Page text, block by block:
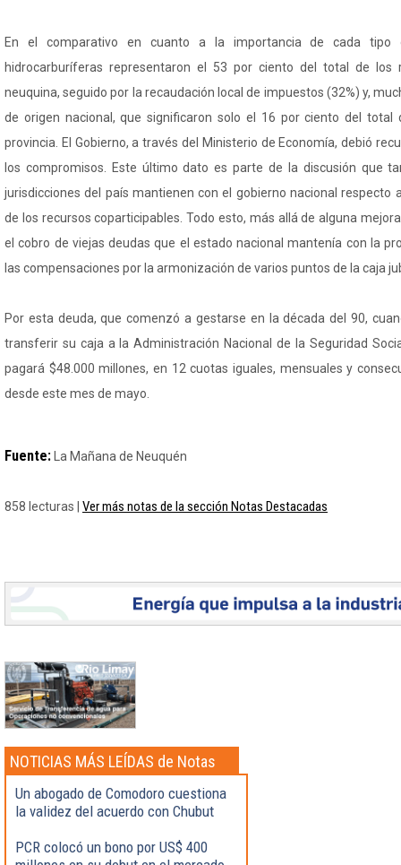
En el comparativo en cuanto a la importancia de cada tipo
hidrocarburíferas representaron el 53 por ciento del total de los
neuquina, seguido por la recaudación local de impuestos (32%) y,
de origen nacional, que significaron solo el 16 por ciento del total
provincia. El Gobierno, a través del Ministerio de Economía, debió
los compromisos. Este último dato es parte de la discusión que
jurisdicciones del país mantienen con el gobierno nacional respecto
de los recursos coparticipables. Todo esto, más allá de alguna
el cobro de viejas deudas que el estado nacional mantenía con la
las compensaciones por la armonización de varios puntos de la caja
Por esta deuda, que comenzó a gestarse en la década del 90,
transferir su caja a la Administración Nacional de la Seguridad
pagará $48.000 millones, en 12 cuotas iguales, mensuales y
desde este mes de mayo.
Fuente: La Mañana de Neuquén
858 lecturas | Ver más notas de la sección Notas Destacadas
NOTICIAS MÁS LEÍDAS de Notas
Destacadas
Un abogado de Comodoro cuestiona
la validez del acuerdo con Chubut
PCR colocó un bono por US$ 400